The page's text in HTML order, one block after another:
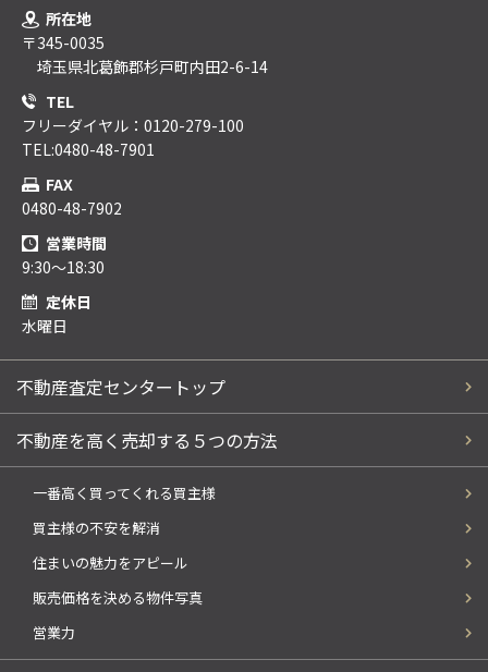
所在地
〒345-0035
埼玉県北葛飾郡杉戸町内田2-6-14
TEL
フリーダイヤル：0120-279-100
TEL:0480-48-7901
FAX
0480-48-7902
営業時間
9:30～18:30
定休日
水曜日
不動産査定センタートップ
不動産を高く売却する５つの方法
一番高く買ってくれる買主様
買主様の不安を解消
住まいの魅力をアピール
販売価格を決める物件写真
営業力